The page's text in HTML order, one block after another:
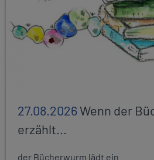
27.08.2026Wenn der
erzählt...
der Bücherwurm lädt ein...